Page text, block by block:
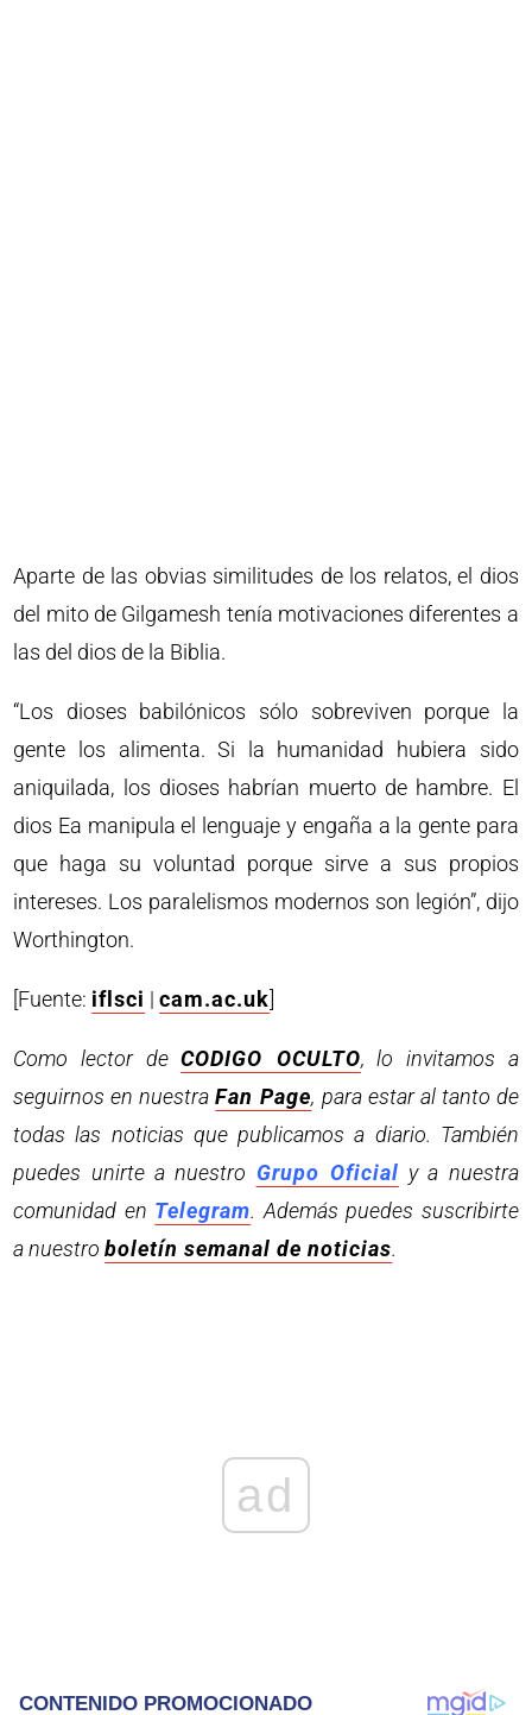
Aparte de las obvias similitudes de los relatos, el dios
del mito de Gilgamesh tenía motivaciones diferentes a
las del dios de la Biblia.
“Los dioses babilónicos sólo sobreviven porque la
gente los alimenta. Si la humanidad hubiera sido
aniquilada, los dioses habrían muerto de hambre. El
dios Ea manipula el lenguaje y engaña a la gente para
que haga su voluntad porque sirve a sus propios
intereses. Los paralelismos modernos son legión”, dijo
Worthington.
[Fuente: iflsci |cam.ac.uk
Como lector deCODIGO OCULTO, lo invitamos a
seguirnos en nuestraFan Page, para estar al tanto de
todas las noticias que publicamos a diario. También
puedes unirte a nuestro Grupo Oficial y a nuestra
comunidad en Telegram. Además puedes suscribirte
a nuestroboletín semanal de noticias.
ad